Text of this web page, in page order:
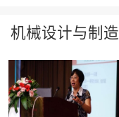
机械设计与制造